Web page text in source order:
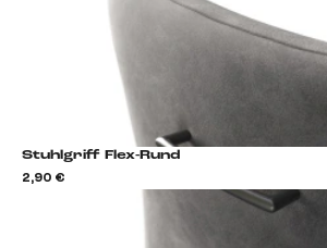
Stuhlgriff Flex-Rund
2,90 €
Stuhlgriff hinzufügen